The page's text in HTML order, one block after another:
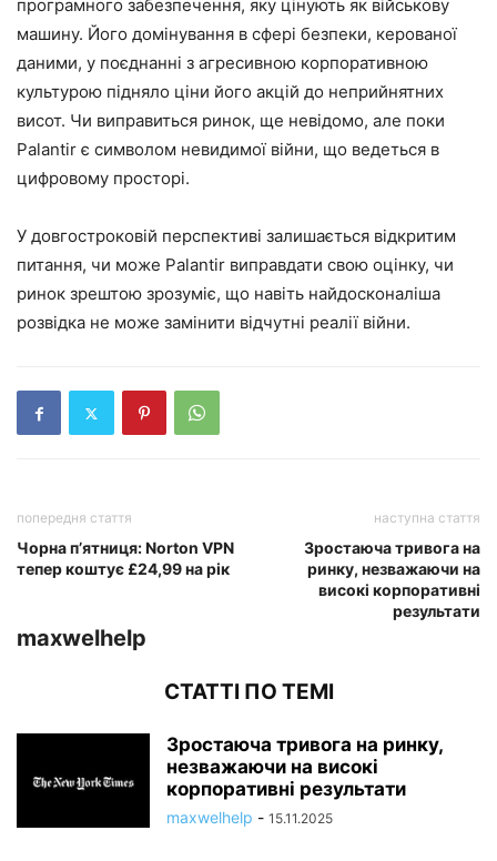
програмного забезпечення, яку цінують як військову
машину. Його домінування в сфері безпеки, керованої
даними, у поєднанні з агресивною корпоративною
культурою підняло ціни його акцій до неприйнятних
висот. Чи виправиться ринок, ще невідомо, але поки
Palantir є символом невидимої війни, що ведеться в
цифровому просторі.
У довгостроковій перспективі залишається відкритим
питання, чи може Palantir виправдати свою оцінку, чи
ринок зрештою зрозуміє, що навіть найдосконаліша
розвідка не може замінити відчутні реалії війни.
попередня стаття
Чорна п’ятниця: Norton VPN
тепер коштує £24,99 на рік
наступна стаття
Зростаюча тривога на
ринку, незважаючи на
високі корпоративні
результати
maxwelhelp
СТАТТІ ПО ТЕМІ
Зростаюча тривога на ринку,
незважаючи на високі
корпоративні результати
maxwelhelp - 15.11.2025